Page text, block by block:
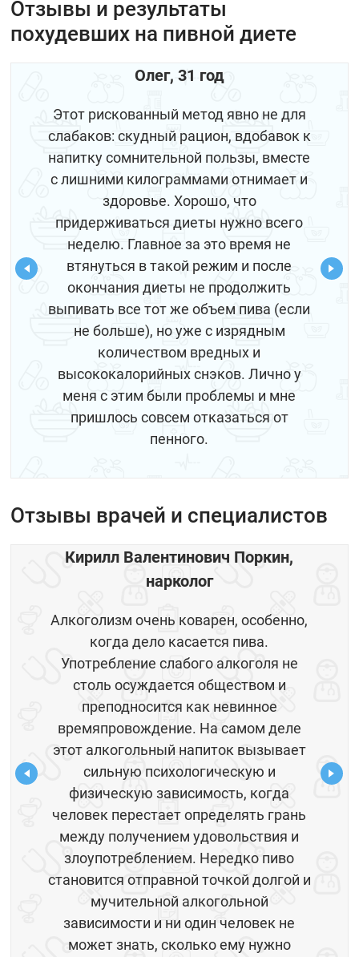
Отзывы и результаты
похудевших на пивной диете
Олег, 31 год
Этот рискованный метод явно не для
слабаков: скудный рацион, вдобавок к
напитку сомнительной пользы, вместе
с лишними килограммами отнимает и
здоровье. Хорошо, что
придерживаться диеты нужно всего
неделю. Главное за это время не
втянуться в такой режим и после
окончания диеты не продолжить
выпивать все тот же объем пива (если
не больше), но уже с изрядным
количеством вредных и
высококалорийных снэков. Лично у
меня с этим были проблемы и мне
пришлось совсем отказаться от
пенного.
Отзывы врачей и специалистов
Кирилл Валентинович Поркин,
нарколог
Алкоголизм очень коварен, особенно,
когда дело касается пива.
Употребление слабого алкоголя не
столь осуждается обществом и
преподносится как невинное
времяпровождение. На самом деле
этот алкогольный напиток вызывает
сильную психологическую и
физическую зависимость, когда
человек перестает определять грань
между получением удовольствия и
злоупотреблением. Нередко пиво
становится отправной точкой долгой и
мучительной алкогольной
зависимости и ни один человек не
может знать, сколько ему нужно